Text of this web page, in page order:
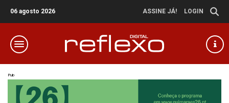
06 agosto 2026 ASSINE JÁ! LOGIN
Pub